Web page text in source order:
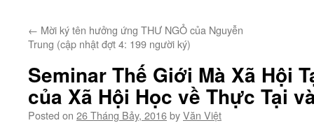
← Mời ký tên hưởng ứng THƯ NGỎ của Nguyễn
Trung (cập nhật đợt 4: 199 người ký)
Seminar Thế Giới Mà Xã Hội
của Xã Hội Học về Thực Tại
Posted on 26 Tháng Bảy, 2016byVăn Việt